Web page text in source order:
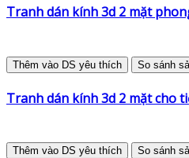
Tranh dán kính 3d 2 mặt
Thêm vào DS yêu thích So sánh
Tranh dán kính 3d 2 mặt cho
Thêm vào DS yêu thích So sánh